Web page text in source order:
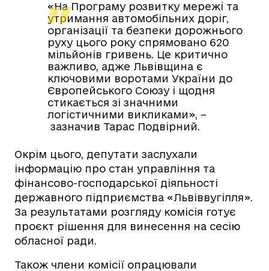
«На Програму розвитку мережі та
утримання автомобільних доріг,
організації та безпеки дорожнього
руху цього року спрямовано 620
мільйонів гривень. Це критично
важливо, адже Львівщина є
ключовими воротами України до
Європейського Союзу і щодня
стикається зі значними
логістичними викликами», –
зазначив Тарас Подвірний.
Окрім цього, депутати заслухали
інформацію про стан управління та
фінансово-господарської діяльності
державного підприємства «Львіввугілля».
За результатами розгляду комісія готує
проєкт рішення для винесення на сесію
обласної ради.
Також члени комісії опрацювали